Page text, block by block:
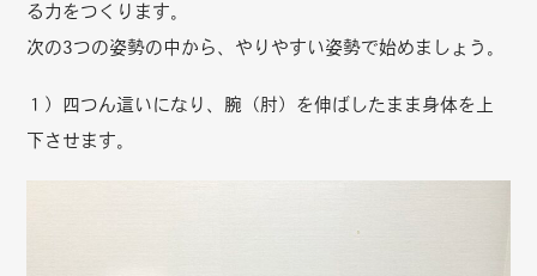
る力をつくります。
次の3つの姿勢の中から、やりやすい姿勢で始めましょう。
１）四つん這いになり、腕（肘）を伸ばしたまま身体を上
下させます。